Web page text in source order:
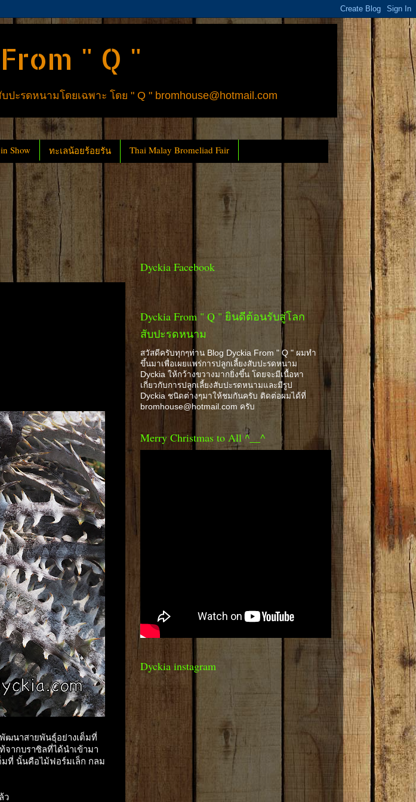
" Q "
รดหนามโดยเฉพาะ โดย " Q " bromhouse@hotmail.com
Show ทะเลน้อยร้อยรัน Thai Malay Bromeliad Fair
ฒนาสายพันธุ์อย่างเต็มที่
ากบราซิลที่ได้นำเข้ามา
มที่ นั้นคือไม้ฟอร์มเล็ก กลม
ว
Dyckia Facebook
Dyckia From " Q " ยินดีต้อนรับสู่โลก
สับปะรดหนาม
สวัสดีครับทุกๆท่าน Blog Dyckia From " Q " ผมทำ
ขึ้นมาเพื่อเผยแพร่การปลูกเลี้ยงสับปะรดหนาม
Dyckia ให้กว้างขวางมากยิ่งขึ้น โดยจะมีเนื้อหา
เกี่ยวกับการปลูกเลี้ยงสับปะรดหนามและมีรูป
Dyckia ชนิดต่างๆมาให้ชมกันครับ ติดต่อผมได้ที่
bromhouse@hotmail.com ครับ
Merry Christmas to All ^__^
Dyckia instagram